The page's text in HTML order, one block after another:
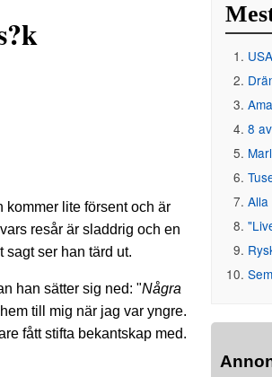
kommer lite försent och är
resår är sladdrig och en
ser han tärd ut.
han sätter sig ned: "Några
till mig när jag var yngre.
fått stifta bekantskap med.
8